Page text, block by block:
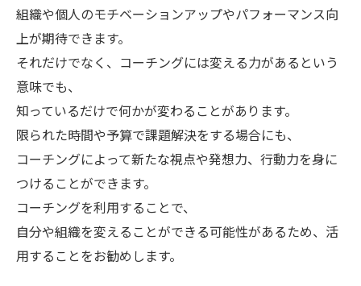
組織や個人のモチベーションアップやパフォーマンス向
上が期待できます。
それだけでなく、コーチングには変える力があるという
意味でも、
知っているだけで何かが変わることがあります。
限られた時間や予算で課題解決をする場合にも、
コーチングによって新たな視点や発想力、行動力を身に
つけることができます。
コーチングを利用することで、
自分や組織を変えることができる可能性があるため、活
用することをお勧めします。